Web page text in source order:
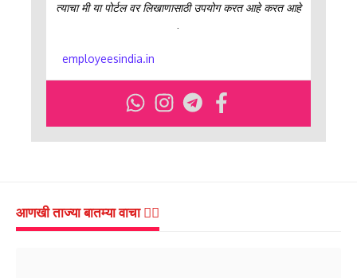
त्याचा मी या पोर्टल वर लिखाणासाठी उपयोग करत आहे करत आहे
.
employeesindia.in
आणखी ताज्या बातम्या वाचा 👇🏻